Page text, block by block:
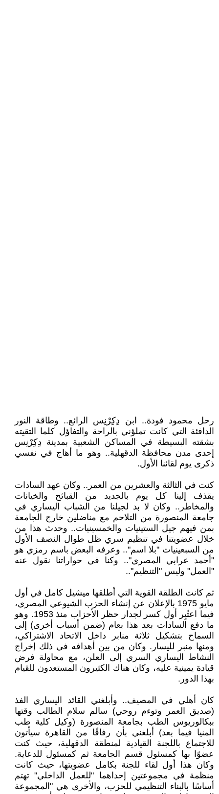
رحل محمود فودة.. ابن دِكِرْنِس الرائع.. وطاقة النور
الدافئة التي كانت تملؤني بالراحة والتفاؤل كلما التقيته
بشقته البسيطة في المساكن الشعبية بمدينة دِكِرْنِس
إحدى مدن محافظة الدقهلية.. وهو ما أهاج في نفسي
ذكرى يوم لقائنا الأول.
كنت في الثالثة والعشرين من العمر.. وكان عهد السادات
يقذف إلينا كل يوم بالجديد من القبائح والخيانات
والمخاطر.. وكان لا بد لجيلنا من الشباب اليساري في
جامعة المنصورة من التلاحم مع مناضلين خارج الجامعة
بمن فيهم جيل الستينيات والخمسينيات.. وحدث هذا من
خلال عضويتنا في تنظيم سري ظل طوال النصف الأول
من السبعينيات "بلا اسم".. وعرفه البعض باسم رمزي هو
"أحمد عرابي المصري".. وكنا في حواراتنا نقول عنه
"العمل" وليس "التنظيم"..
ثم كانت الطلقة القوية التي أطلقها ميشيل كامل في أول
مايو 1975 بالإعلان عن إنشاء الحزب الشيوعي المصري،
فيما اعتُبِر أول كسر لجدار حظر الأحزاب منذ 1953. وهو
ما دفع السادات بعد هذا بعام (ضمن أسباب أخرى) إلى
السماح بتشكيل ثلاثة منابر داخل الاتحاد الاشتراكي،
ومنها منبر لليسار. وكان من بين أهدافه في ذلك إخراج
النشاط اليساري السري إلى العلن، مع محاولة فرض
قيادة يمينية عليه، وكان هناك الكثيرون المستعدون للقيام
بهذا الدور.
كان أهلي في المصيف.. وأبلغني القائد اليساري الفذ
(صديق العمر وتوءم روحي) سالم سلام الطالب وقتها
ببكالوريوس الطب بجامعة المنصورة (وكيل كلية طب
المنيا فيما بعد) أبلغني بأن رفاقًا من القاهرة سيأتون
للاجتماع باللجنة القيادية لمنطقة الدقهلية، حيث كنت
عضوًا بها كمسئول قسم الجامعة ثم كمسئول للدعاية.
وكان هذا أول لقاء للجنة بكامل عضويتها، حيث كانت
منظمة في مجموعتين إحداهما "للعمل الداخلي" تهتم
أساسًا بالبناء التنظيمي للحزب، والأخرى هي "المجموعة